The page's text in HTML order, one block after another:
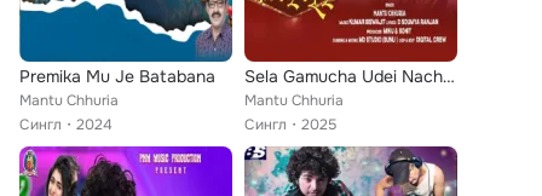
Premika Mu Je Batabana
Mantu Chhuria
Сингл
2024
Sela Gamucha Udei Nachile Hela
Mantu Chhuria
Сингл
2025